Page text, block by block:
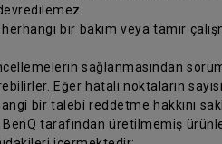
bir bakım veya tamir
sağlanmasından
Eğer hatalı noktaların
bir talebi reddetme hakkını
tarafından üretilmemiş